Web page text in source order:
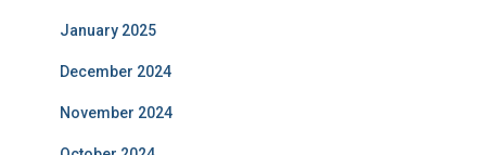
January 2025
December 2024
November 2024